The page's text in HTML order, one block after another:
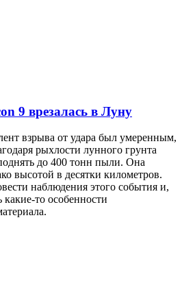
9 врезалась в Луну
взрыва от удара был умеренным,
рыхлости лунного грунта
до 400 тонн пыли. Она
высотой в десятки километров.
наблюдения этого события и,
то особенности